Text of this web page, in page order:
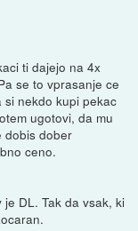
ti dajejo na 4x
se to vprasanje ce
nekdo kupi pekac
ugotovi, da mu
dobis dober
ceno.
DL. Tak da vsak, ki